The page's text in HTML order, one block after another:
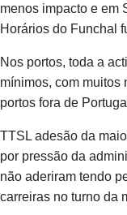
menos impacto e em
Horários do Funchal
Nos portos, toda a
mínimos, com muitos
portos fora de
TTSL adesão da
por pressão da
não aderiram tendo
carreiras no turno da